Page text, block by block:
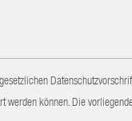
werden können. Die